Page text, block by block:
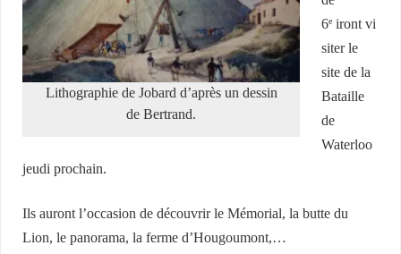
Lithographie de Jobard d’après un dessin
de Bertrand.
6e iront vi
siter le
site de la
Bataille
de
Waterloo
jeudi prochain.
Ils auront l’occasion de découvrir le Mémorial, la butte du
Lion, le panorama, la ferme d’Hougoumont,…